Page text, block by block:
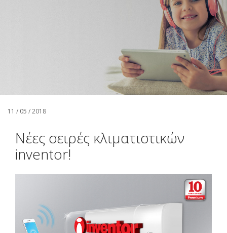
11 / 05 / 2018
Νέες σειρές κλιματιστικών
inventor!